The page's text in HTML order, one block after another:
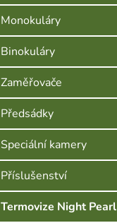
Monokuláry
Binokuláry
Zaměřovače
Předsádky
Speciální kamery
Příslušenství
Termovize Night Pearl